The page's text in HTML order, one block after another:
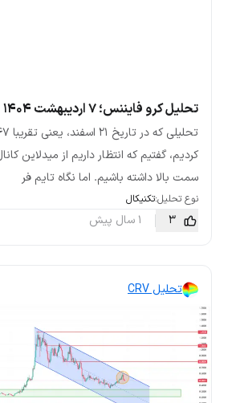
تحلیل کرو فایننس؛ ۷ اردیبهشت ۱۴۰۴
کردیم، گفتیم که انتظار داریم از میدلاین
سمت بالا داشته باشیم. اما نگاه تایم فر
نوع تحلیل:تکنیکال
3 1 سال پیش
تحلیل CRV